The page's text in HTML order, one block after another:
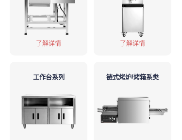
工作台系列
了解详情
链式烤炉/烤箱系类
了解详情